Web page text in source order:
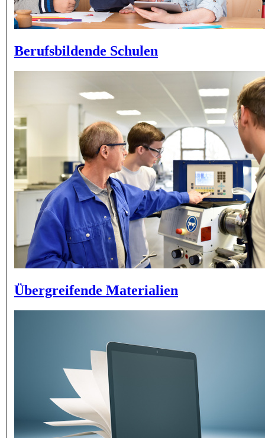
Berufsbildende Schulen
Übergreifende Materialien